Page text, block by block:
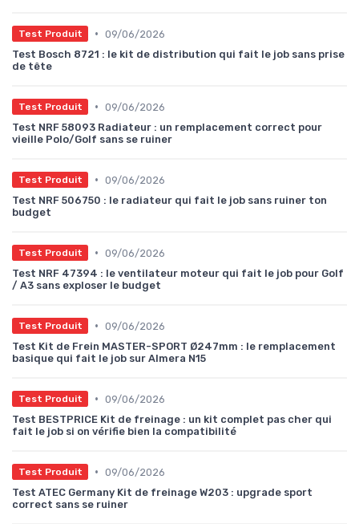
Test Produit • 09/06/2026
Test Bosch 8721 : le kit de distribution qui fait le job sans prise
de tête
Test Produit • 09/06/2026
Test NRF 58093 Radiateur : un remplacement correct pour
vieille Polo/Golf sans se ruiner
Test Produit • 09/06/2026
Test NRF 506750 : le radiateur qui fait le job sans ruiner ton
budget
Test Produit • 09/06/2026
Test NRF 47394 : le ventilateur moteur qui fait le job pour Golf
/ A3 sans exploser le budget
Test Produit • 09/06/2026
Test Kit de Frein MASTER-SPORT Ø247mm : le remplacement
basique qui fait le job sur Almera N15
Test Produit • 09/06/2026
Test BESTPRICE Kit de freinage : un kit complet pas cher qui
fait le job si on vérifie bien la compatibilité
Test Produit • 09/06/2026
Test ATEC Germany Kit de freinage W203 : upgrade sport
correct sans se ruiner